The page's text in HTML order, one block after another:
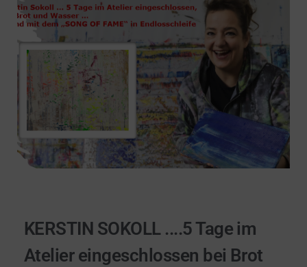
KERSTIN SOKOLL ....5 Tage im
Atelier eingeschlossen bei Brot